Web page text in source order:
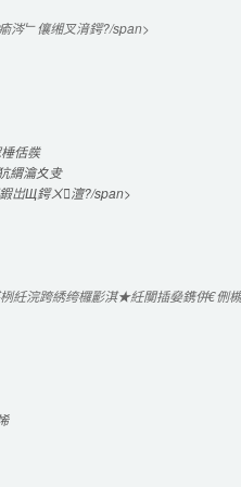
涔﹂儴缃叉湇鍔?/span>
佸彂
緭瀹夊叏
岀Щ鍔ㄨ澶?/span>
紝浣跨綉绔欏彲淇★紝闃插姭鎸併€